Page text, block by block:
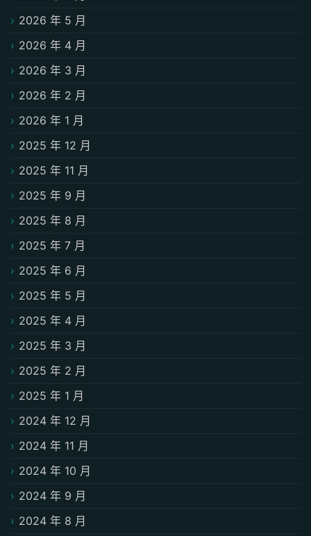
2026 年 5 月
2026 年 4 月
2026 年 3 月
2026 年 2 月
2026 年 1 月
2025 年 12 月
2025 年 11 月
2025 年 9 月
2025 年 8 月
2025 年 7 月
2025 年 6 月
2025 年 5 月
2025 年 4 月
2025 年 3 月
2025 年 2 月
2025 年 1 月
2024 年 12 月
2024 年 11 月
2024 年 10 月
2024 年 9 月
2024 年 8 月